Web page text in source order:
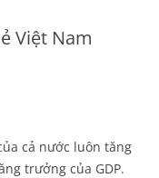
Việt Nam
cả nước luôn tăng
trưởng của GDP.